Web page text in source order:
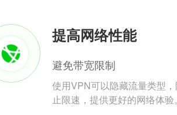
提高网络性能
避免带宽限制
使用VPN可以隐藏流量类型
止限速，提供更好的网络体验。